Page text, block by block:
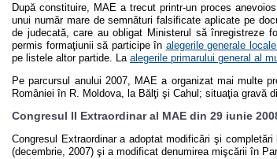
După constituire, MAE a trecut printr-un proces
unui număr mare de semnături falsificate aplicate pe
de judecată, care au obligat Ministerul să înregistreze
permis formaţiunii să participe în alegerile generale
pe listele altor partide. La alegerile primarului general al
Pe parcursul anului 2007, MAE a organizat mai multe
României în R. Moldova, la Bălţi şi Cahul; situaţia gravă
Congresul II Extraordinar al MAE din 29 iunie
Congresul Extraordinar a adoptat modificări şi
(decembrie, 2007) şi a modificat denumirea mişcării în